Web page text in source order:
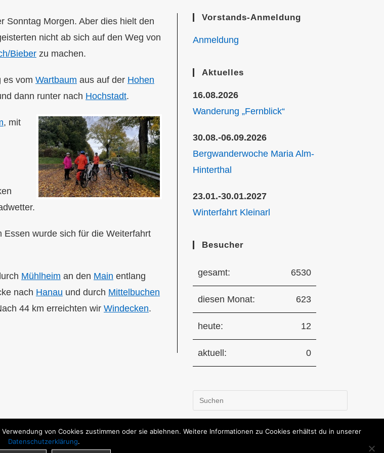
Sonntag Morgen. Aber dies hielt den
nicht ab sich auf den Weg von
Bieber zu machen.
es vom Wartbaum aus auf der Hohen
dann runter nach Hochstadt.
, mit
Essen wurde sich für die Weiterfahrt
Mühlheim an den Main entlang
nach Hanau und durch Mittelbuchen
44 km erreichten wir Windecken.
Vorstands-Anmeldung
Anmeldung
Aktuelles
16.08.2026
Wanderung „Fernblick“
30.08.-06.09.2026
Bergwanderwoche Maria Alm-
Hinterthal
23.01.-30.01.2027
Winterfahrt Kleinarl
Besucher
gesamt: 6530
diesen Monat: 623
heute: 12
aktuell: 0
Escape
to
close
von Cookies zustimmen oder sie ablehnen. Weitere Informationen zu Cookies erhältst du in unserer
Datenschutzerklärung.